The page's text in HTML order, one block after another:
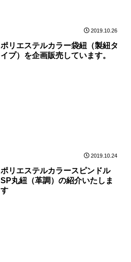
2019.10.26
ポリエステルカラー袋紐（製紐タ
イプ）を企画販売しています。
2019.10.24
ポリエステルカラースピンドル
SP丸紐（革調）の紹介いたしま
す